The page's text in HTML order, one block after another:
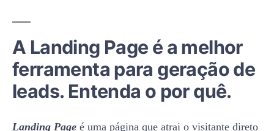
A Landing Page é a melhor
ferramenta para geração de
leads. Entenda o por quê.
Landing Page é uma página que atrai o visitante direto